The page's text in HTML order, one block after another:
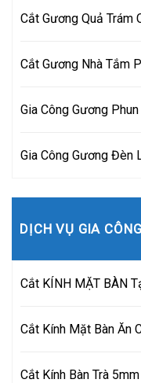
Cắt Gương Quả Trám
Cắt Gương Nhà Tắm
Gia Công Gương
Gia Công Gương Đèn
DỊCH VỤ GIA
Cắt KÍNH MẶT BÀN
Cắt Kính Mặt Bàn Ăn
Cắt Kính Bàn Trà